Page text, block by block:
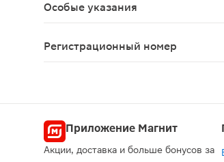
Особые указания
Регистрационный номер
Приложение Магнит
Акции, доставка и больше бонусов за